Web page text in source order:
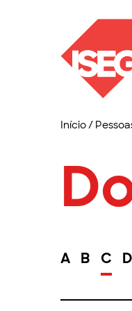
Início/
A B C D